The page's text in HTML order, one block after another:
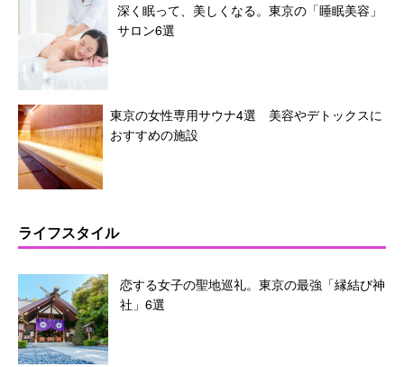
深く眠って、美しくなる。東京の「睡眠美容」
サロン6選
東京の女性専用サウナ4選 美容やデトックスに
おすすめの施設
ライフスタイル
恋する女子の聖地巡礼。東京の最強「縁結び神
社」6選